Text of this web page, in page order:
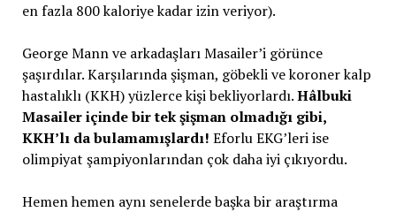
en fazla 800 kaloriye kadar izin veriyor).
George Mann ve arkadaşları Masailer’i görünce
şaşırdılar. Karşılarında şişman, göbekli ve koroner kalp
hastalıklı (KKH) yüzlerce kişi bekliyorlardı.Hâlbuki
Masailer içinde bir tek şişman olmadığı gibi,
KKH’lı da bulamamışlardı! Eforlu EKG’leri ise
olimpiyat şampiyonlarından çok daha iyi çıkıyordu.
Hemen hemen aynı senelerde başka bir araştırma